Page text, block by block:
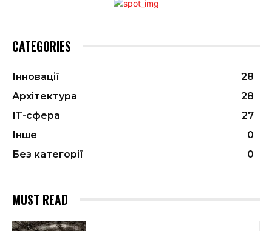
CATEGORIES
Інновації
28
Архітектура
28
ІТ-сфера
27
Інше
0
Без категорії
0
MUST READ